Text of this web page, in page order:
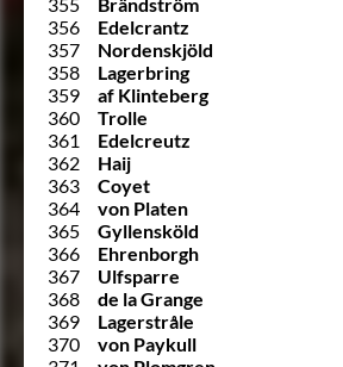
356
Edelcrantz
357
Nordenskjöld
358
Lagerbring
359
af Klinteberg
360
Trolle
361
Edelcreutz
362
Haij
363
Coyet
364
von Platen
365
Gyllensköld
366
Ehrenborgh
367
Ulfsparre
368
de la Grange
369
Lagerstråle
370
von Paykull